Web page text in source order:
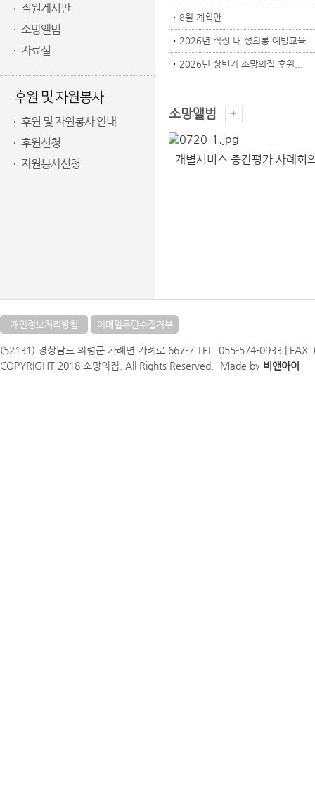
직원게시판
소망앨범
자료실
후원 및 자원봉사
후원 및 자원봉사 안내
후원신청
자원봉사신청
8월 계획안
2026년 직장 내 성희롱 예방교육
2026년 상반기 소망의집 후원...
소망앨범
개별서비스 중간평가 사례회
개인정보처리방침 이메일무단수집거부
(52131) 경상남도 의령군 가례면 가례로 667-7 TEL. 055-574-0933 |
COPYRIGHT 2018 소망의집. All Rights Reserved.
Made by 비앤아이